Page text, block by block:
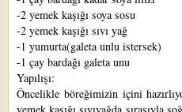
-2 yemek kaşığı soya sosu
-2 yemek kaşığı sıvı yağ
-1 yumurta(galeta unlu istersek)
-1 çay bardağı galeta unu
Yapılışı:
Öncelikle böreğimizin içini